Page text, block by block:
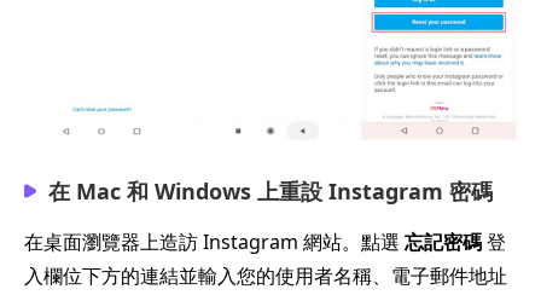
在 Mac 和 Windows 上重設 Instagram 密碼
在桌面瀏覽器上造訪 Instagram 網站。點選 忘記密碼登
入欄位下方的連結並輸入您的使用者名稱、電子郵件地址